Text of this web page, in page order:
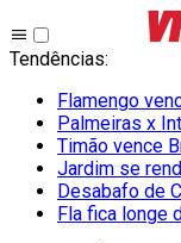
Tendências:
Flamengo
Palmeiras x
Timão vence
Jardim se
Desabafo de
Fla fica longe